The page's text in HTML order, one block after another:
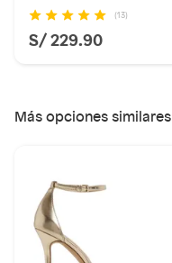
(13)
S/ 229.90
Más opciones similares